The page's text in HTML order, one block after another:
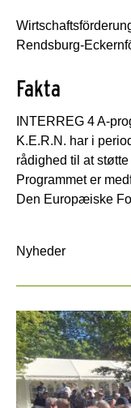
Rendsburg-
Fakta
INTERREG 4 A-
K.E.R.N. har i
rådighed til at
Programmet er
Den Europæiske
Nyheder